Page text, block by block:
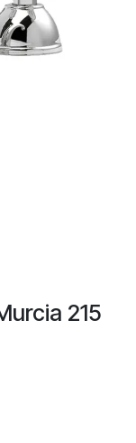
215